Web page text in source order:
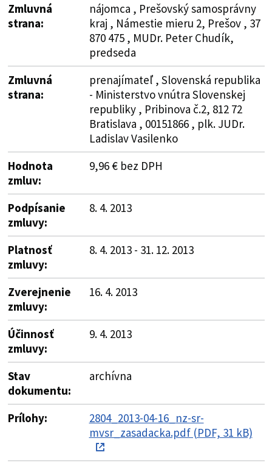
Zmluvná
strana:
nájomca , Prešovský samosprávny
kraj , Námestie mieru 2, Prešov , 37
870 475 , MUDr. Peter Chudík,
predseda
Zmluvná
strana:
prenajímateľ , Slovenská republika
- Ministerstvo vnútra Slovenskej
republiky , Pribinova č.2, 812 72
Bratislava , 00151866 , plk. JUDr.
Ladislav Vasilenko
Hodnota
zmluv:
9,96 € bez DPH
Podpísanie
zmluvy:
8. 4. 2013
Platnosť
zmluvy:
8. 4. 2013 - 31. 12. 2013
Zverejnenie
zmluvy:
16. 4. 2013
Účinnosť
zmluvy:
9. 4. 2013
Stav
dokumentu:
archívna
Prílohy:
2804_2013-04-16_nz-sr-
mvsr_zasadacka.pdf (PDF, 31 kB)